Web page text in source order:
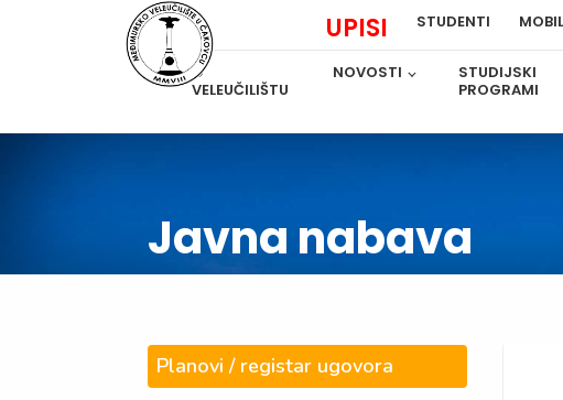
UPISI STUDENTI
O
VELEUČILIŠTU
NOVOSTI
STUDIJSKI
PROGRAMI
Javna nabava
Planovi / registar ugovora